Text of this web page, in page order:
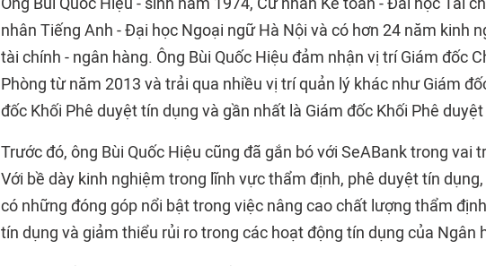
nhân Tiếng Anh - Đại học Ngoại ngữ Hà Nội và có hơn 24 năm kinh
tài chính - ngân hàng. Ông Bùi Quốc Hiệu đảm nhận vị trí Giám đốc
Phòng từ năm 2013 và trải qua nhiều vị trí quản lý khác như Giám
đốc Khối Phê duyệt tín dụng và gần nhất là Giám đốc Khối Phê
Trước đó, ông Bùi Quốc Hiệu cũng đã gắn bó với SeABank trong vai
Với bề dày kinh nghiệm trong lĩnh vực thẩm định, phê duyệt tín
có những đóng góp nổi bật trong việc nâng cao chất lượng thẩm
tín dụng và giảm thiểu rủi ro trong các hoạt động tín dụng của Ngân